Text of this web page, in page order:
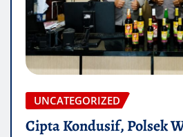
UNCATEGORIZED
Cipta Kondusif, Polsek